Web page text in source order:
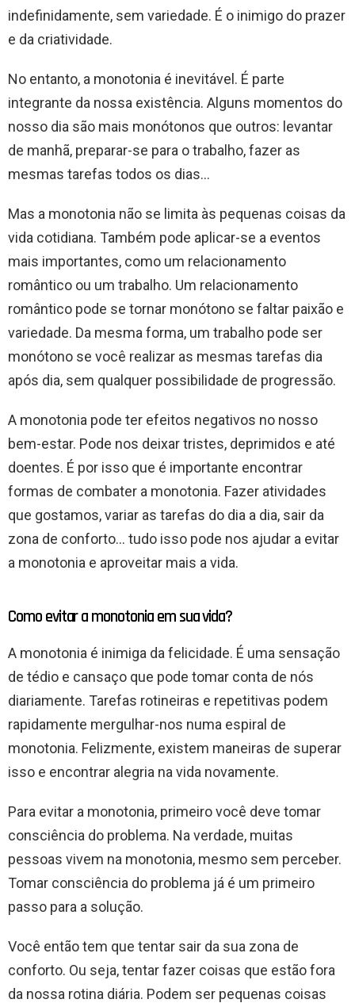
indefinidamente, sem variedade. É o inimigo do prazer
e da criatividade.
No entanto, a monotonia é inevitável. É parte
integrante da nossa existência. Alguns momentos do
nosso dia são mais monótonos que outros: levantar
de manhã, preparar-se para o trabalho, fazer as
mesmas tarefas todos os dias…
Mas a monotonia não se limita às pequenas coisas da
vida cotidiana. Também pode aplicar-se a eventos
mais importantes, como um relacionamento
romântico ou um trabalho. Um relacionamento
romântico pode se tornar monótono se faltar paixão e
variedade. Da mesma forma, um trabalho pode ser
monótono se você realizar as mesmas tarefas dia
após dia, sem qualquer possibilidade de progressão.
A monotonia pode ter efeitos negativos no nosso
bem-estar. Pode nos deixar tristes, deprimidos e até
doentes. É por isso que é importante encontrar
formas de combater a monotonia. Fazer atividades
que gostamos, variar as tarefas do dia a dia, sair da
zona de conforto… tudo isso pode nos ajudar a evitar
a monotonia e aproveitar mais a vida.
Como evitar a monotonia em sua vida?
A monotonia é inimiga da felicidade. É uma sensação
de tédio e cansaço que pode tomar conta de nós
diariamente. Tarefas rotineiras e repetitivas podem
rapidamente mergulhar-nos numa espiral de
monotonia. Felizmente, existem maneiras de superar
isso e encontrar alegria na vida novamente.
Para evitar a monotonia, primeiro você deve tomar
consciência do problema. Na verdade, muitas
pessoas vivem na monotonia, mesmo sem perceber.
Tomar consciência do problema já é um primeiro
passo para a solução.
Você então tem que tentar sair da sua zona de
conforto. Ou seja, tentar fazer coisas que estão fora
da nossa rotina diária. Podem ser pequenas coisas